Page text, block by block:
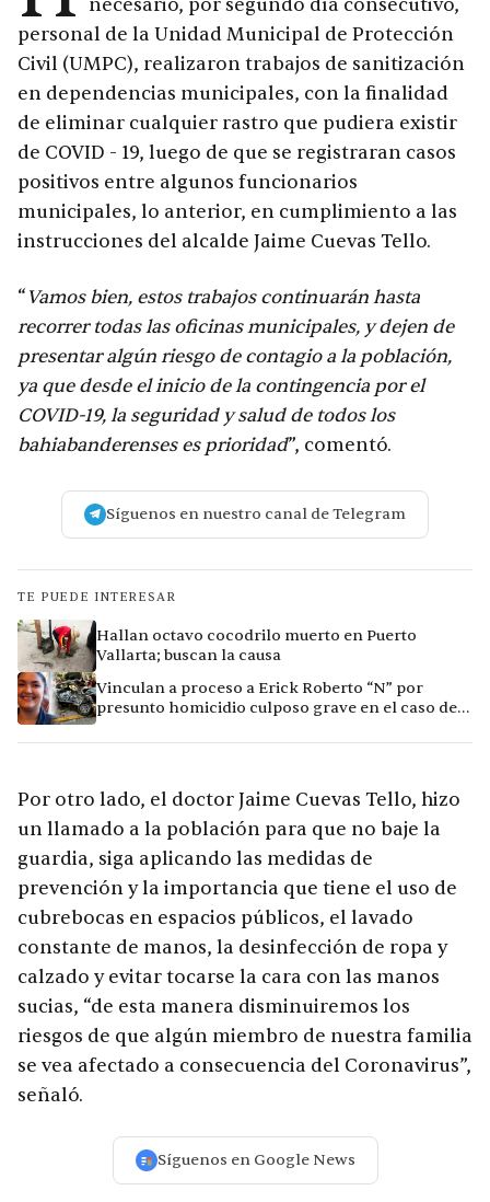
personal de la Unidad Municipal de Protección
Civil (UMPC), realizaron trabajos de sanitización
en dependencias municipales, con la finalidad
de eliminar cualquier rastro que pudiera existir
de COVID - 19, luego de que se registraran casos
positivos entre algunos funcionarios
municipales, lo anterior, en cumplimiento a las
instrucciones del alcalde Jaime Cuevas Tello.
“Vamos bien, estos trabajos continuarán hasta
recorrer todas las oficinas municipales, y dejen de
presentar algún riesgo de contagio a la población,
ya que desde el inicio de la contingencia por el
COVID-19, la seguridad y salud de todos los
bahiabanderenses es prioridad”, comentó.
Síguenos en nuestro canal de Telegram
TE PUEDE INTERESAR
Hallan octavo cocodrilo muerto en Puerto
Vallarta; buscan la causa
Vinculan a proceso a Erick Roberto “N” por
presunto homicidio culposo grave en el caso de
Por otro lado, el doctor Jaime Cuevas Tello, hizo
un llamado a la población para que no baje la
guardia, siga aplicando las medidas de
prevención y la importancia que tiene el uso de
cubrebocas en espacios públicos, el lavado
constante de manos, la desinfección de ropa y
calzado y evitar tocarse la cara con las manos
sucias, “de esta manera disminuiremos los
riesgos de que algún miembro de nuestra familia
se vea afectado a consecuencia del Coronavirus”,
señaló.
Síguenos en Google News